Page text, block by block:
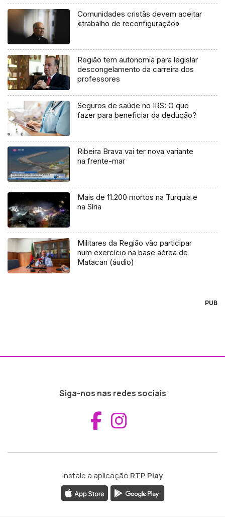
Comunidades cristãs devem aceitar
«trabalho de reconfiguração»
Região tem autonomia para legislar
descongelamento da carreira dos
professores
Seguros de saúde no IRS: O que
fazer para beneficiar da dedução?
Ribeira Brava vai ter nova variante
na frente-mar
Mais de 11.200 mortos na Turquia e
na Síria
Militares da Região vão participar
num exercício na base aérea de
Matacan (áudio)
PUB
Siga-nos nas redes sociais
Aceder ao
Instale a aplicação RTP Play